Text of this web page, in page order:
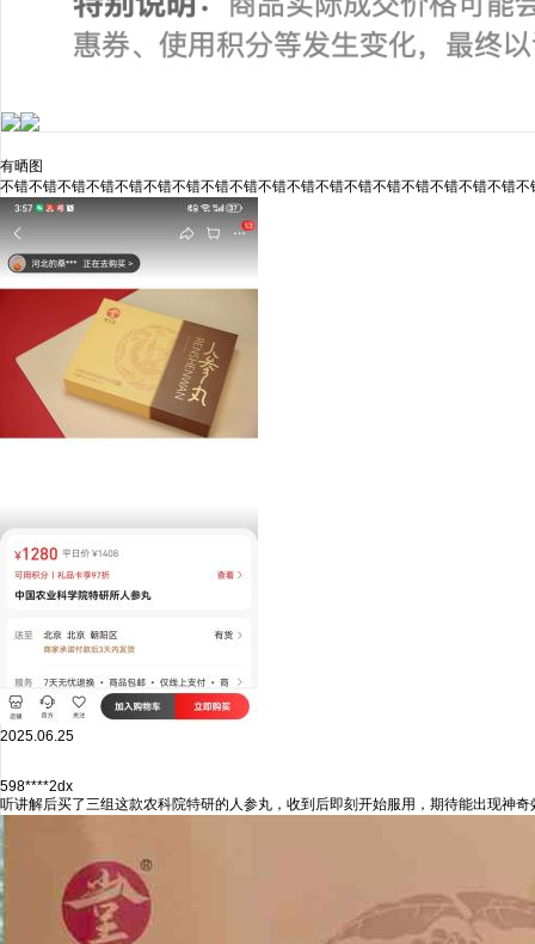
有晒图
不错不错不错不错不错不错不错不错不错不错不错不错不错不错不错不错不错不错不
2025.06.25
598****2dx
听讲解后买了三组这款农科院特研的人参丸，收到后即刻开始服用，期待能出现神